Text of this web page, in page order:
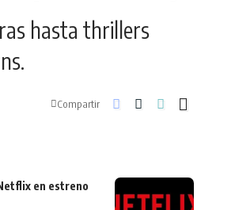
hasta thrillers
Compartir
en estreno